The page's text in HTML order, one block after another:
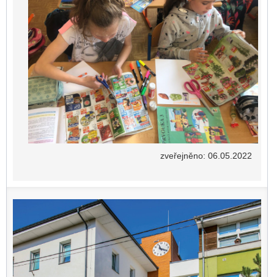
zveřejněno: 06.05.2022